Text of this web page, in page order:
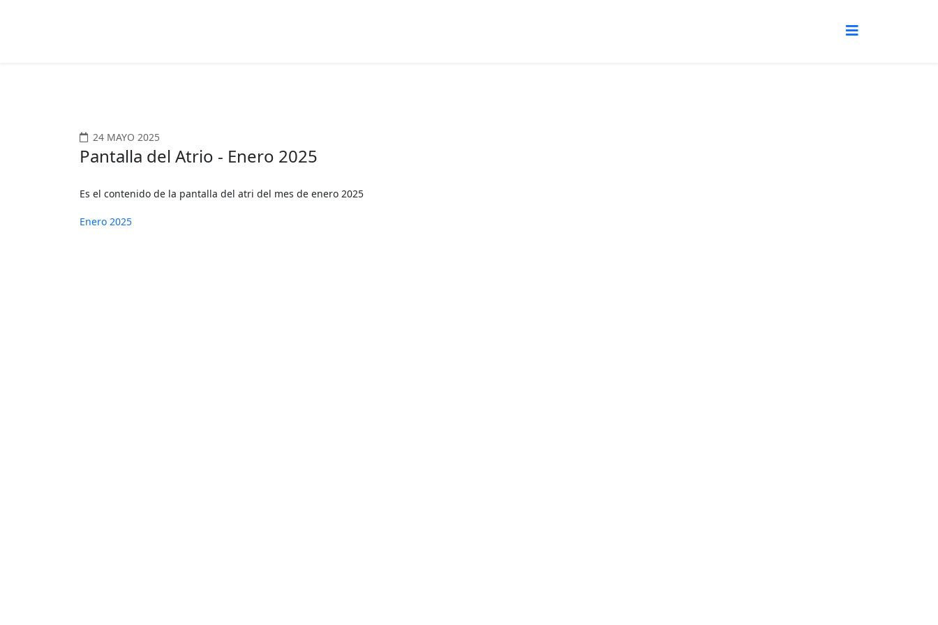
24 MAYO 2025
Pantalla del Atrio - Enero 2025
Es el contenido de la pantalla del atri del mes de enero 2025
Enero 2025